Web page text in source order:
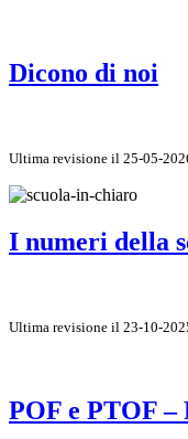
Dicono di noi
Ultima revisione il 25-05-
I numeri della
Ultima revisione il 23-10-
POF e PTOF